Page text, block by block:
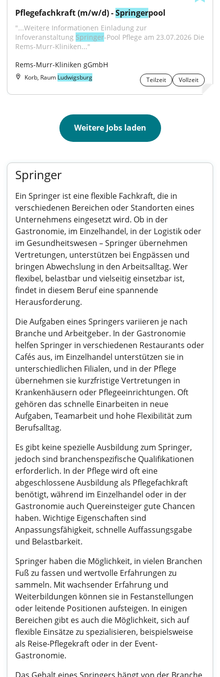
Pflegefachkraft (m/w/d) - Springerpool
"...Weitere Informationen Einladung zur
Infoveranstaltung Springer-Pool Pflege am 23.07.2026 Die
Rems-Murr-Kliniken..."
Rems-Murr-Kliniken gGmbH
Korb, Raum Ludwigsburg Teilzeit Vollzeit
Weitere Jobs laden
Springer
Ein Springer ist eine flexible Fachkraft, die in
verschiedenen Bereichen oder Standorten eines
Unternehmens eingesetzt wird. Ob in der
Gastronomie, im Einzelhandel, in der Logistik oder
im Gesundheitswesen – Springer übernehmen
Vertretungen, unterstützen bei Engpässen und
bringen Abwechslung in den Arbeitsalltag. Wer
flexibel, belastbar und vielseitig einsetzbar ist,
findet in diesem Beruf eine spannende
Herausforderung.
Die Aufgaben eines Springers variieren je nach
Branche und Arbeitgeber. In der Gastronomie
helfen Springer in verschiedenen Restaurants oder
Cafés aus, im Einzelhandel unterstützen sie in
unterschiedlichen Filialen, und in der Pflege
übernehmen sie kurzfristige Vertretungen in
Krankenhäusern oder Pflegeeinrichtungen. Oft
gehören das schnelle Einarbeiten in neue
Aufgaben, Teamarbeit und hohe Flexibilität zum
Berufsalltag.
Es gibt keine spezielle Ausbildung zum Springer,
jedoch sind branchenspezifische Qualifikationen
erforderlich. In der Pflege wird oft eine
abgeschlossene Ausbildung als Pflegefachkraft
benötigt, während im Einzelhandel oder in der
Gastronomie auch Quereinsteiger gute Chancen
haben. Wichtige Eigenschaften sind
Anpassungsfähigkeit, schnelle Auffassungsgabe
und Belastbarkeit.
Springer haben die Möglichkeit, in vielen Branchen
Fuß zu fassen und wertvolle Erfahrungen zu
sammeln. Mit wachsender Erfahrung und
Weiterbildungen können sie in Festanstellungen
oder leitende Positionen aufsteigen. In einigen
Bereichen gibt es auch die Möglichkeit, sich auf
flexible Einsätze zu spezialisieren, beispielsweise
als Reise-Pflegekraft oder in der Event-
Gastronomie.